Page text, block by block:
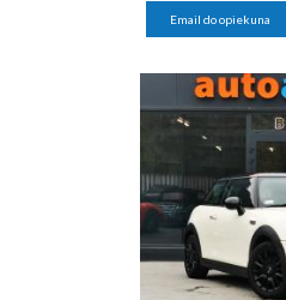
Email do opiekuna